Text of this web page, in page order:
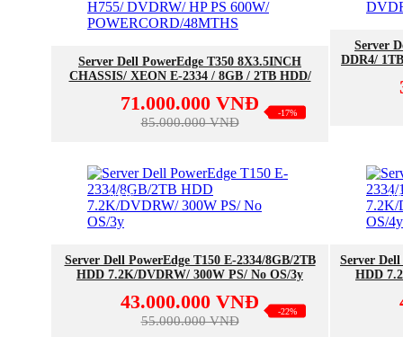
Server Dell PowerEdge T350 8X3.5INCH
CHASSIS/ XEON E-2334 / 8GB / 2TB HDD/
DVDRW/ HP PS 600W/
POWERCORD/48MTHS
71.000.000 VNĐ
85.000.000 VNĐ
-17%
Server
DDR4/
NEW
Server Dell PowerEdge T150 E-2334/8GB/2TB
HDD 7.2K/DVDRW/ 300W PS/ No OS/3y
43.000.000 VNĐ
55.000.000 VNĐ
-22%
Server Dell
HDD